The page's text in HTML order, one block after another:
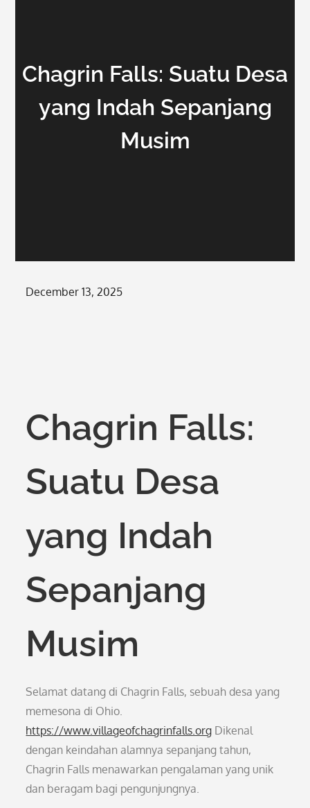
Chagrin Falls: Suatu Desa
yang Indah Sepanjang
Musim
Posted
December 13, 2025
Chagrin Falls:
Suatu Desa
yang Indah
Sepanjang
Musim
Selamat datang di Chagrin Falls, sebuah desa yang
memesona di Ohio.
https://www.villageofchagrinfalls.org Dikenal
dengan keindahan alamnya sepanjang tahun,
Chagrin Falls menawarkan pengalaman yang unik
dan beragam bagi pengunjungnya.